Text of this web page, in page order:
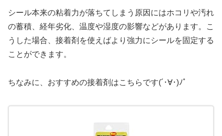
シール本来の粘着力が落ちてしまう原因にはホコリや汚れ
の蓄積、経年劣化、温度や湿度の影響などがあります。こ
うした場合、接着剤を使えばより強力にシールを固定する
ことができます。
ちなみに、おすすめの接着剤はこちらです(´･∀･)ﾉﾟ